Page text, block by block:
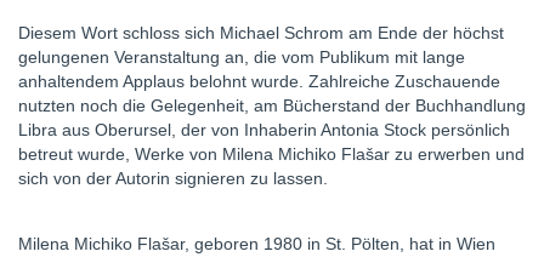
Diesem Wort schloss sich Michael Schrom am Ende der höchst
gelungenen Veranstaltung an, die vom Publikum mit lange
anhaltendem Applaus belohnt wurde. Zahlreiche Zuschauende
nutzten noch die Gelegenheit, am Bücherstand der Buchhandlung
Libra aus Oberursel, der von Inhaberin Antonia Stock persönlich
betreut wurde, Werke von Milena Michiko Flašar zu erwerben und
sich von der Autorin signieren zu lassen.
Milena Michiko Flašar, geboren 1980 in St. Pölten, hat in Wien